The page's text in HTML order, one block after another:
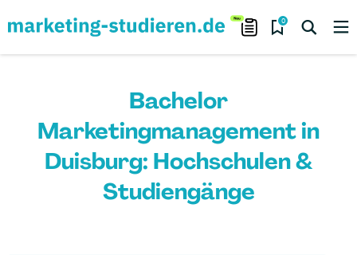
0
Bachelor
Marketingmanagement in
Duisburg: Hochschulen &
Studiengänge